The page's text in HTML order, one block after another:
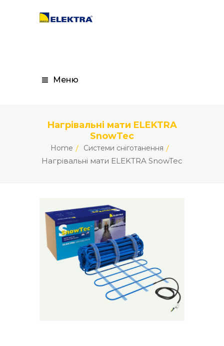
Меню
Нагрівальні мати ELEKTRA
SnowTec
Home Системи сніготанення
Нагрівальні мати ELEKTRA SnowTec